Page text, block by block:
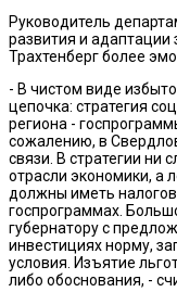
Руководитель
развития и адаптации
Трахтенберг более
- В чистом виде
цепочка: стратегия
региона -
сожалению, в
связи. В стратегии ни
отрасли экономики, а
должны иметь
госпрограммах.
губернатору с
инвестициях норму,
условия. Изъятие
либо обоснования, -